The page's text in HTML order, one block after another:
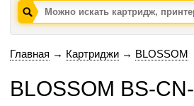
Главная → Картриджи → BLOSSOM
BLOSSOM BS-